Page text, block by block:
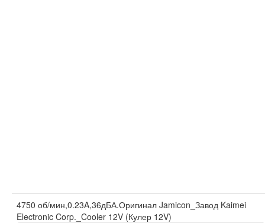
4750 об/мин,0.23A,36дБА.Оригинал Jamicon_Завод Kaimei
Electronic Corp._Cooler 12V (Кулер 12V)